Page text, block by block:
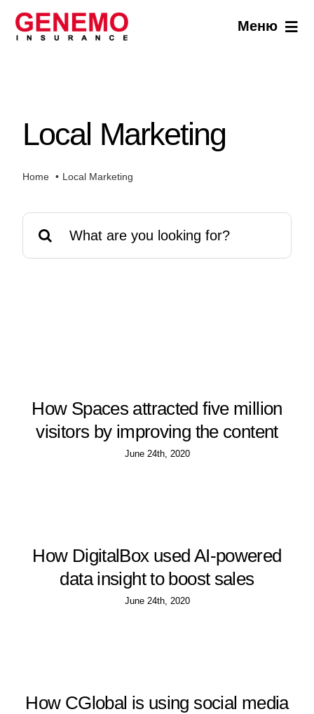
Skip
Меню
Новини
Local Marketing
Home Local Marketing
for:
How Spaces attracted five million
visitors by improving the content
June 24th, 2020
How DigitalBox used AI-powered
data insight to boost sales
June 24th, 2020
How CGlobal is using social media